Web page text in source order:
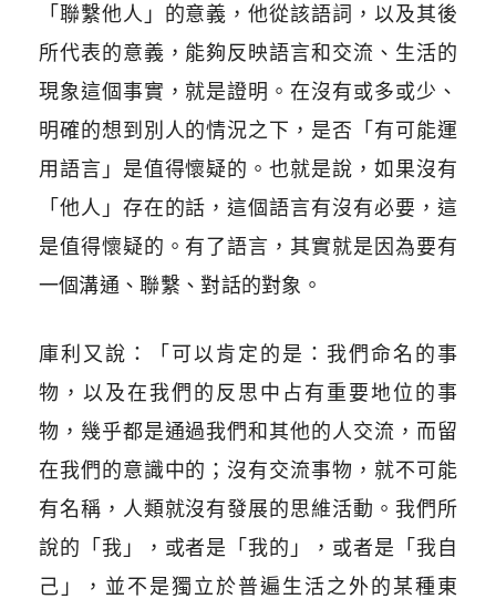
「聯繫他人」的意義，他從該語詞，以及其後
所代表的意義，能夠反映語言和交流、生活的
現象這個事實，就是證明。在沒有或多或少、
明確的想到別人的情況之下，是否「有可能運
用語言」是值得懷疑的。也就是說，如果沒有
「他人」存在的話，這個語言有沒有必要，這
是值得懷疑的。有了語言，其實就是因為要有
一個溝通、聯繫、對話的對象。
庫利又說：「可以肯定的是：我們命名的事
物，以及在我們的反思中占有重要地位的事
物，幾乎都是通過我們和其他的人交流，而留
在我們的意識中的；沒有交流事物，就不可能
有名稱，人類就沒有發展的思維活動。我們所
說的「我」，或者是「我的」，或者是「我自
己」，並不是獨立於普遍生活之外的某種東